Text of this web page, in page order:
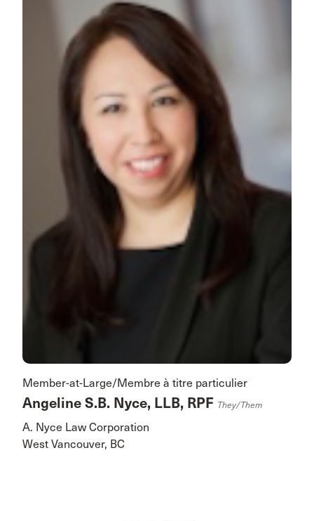
Member-at-Large/Membre à titre particulier
Angeline S.B. Nyce, LLB, RPF They/them
A. Nyce Law Corporation
West Vancouver, BC